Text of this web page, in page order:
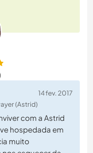
14 fev. 2017
(Astrid)
com a Astrid
hospedada em
muito